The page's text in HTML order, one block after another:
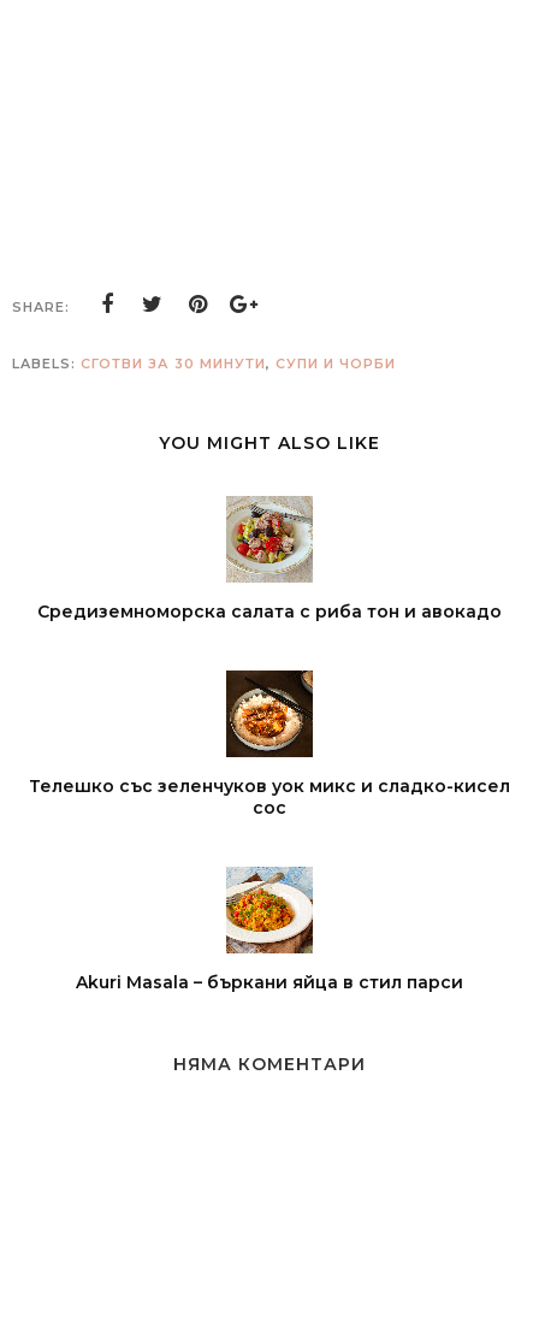
SHARE:
LABELS: СГОТВИ ЗА 30 МИНУТИ, СУПИ И ЧОРБИ
YOU MIGHT ALSO LIKE
Средиземноморска салата с риба тон и авокадо
Телешко със зеленчуков уок микс и сладко-кисел
сос
Akuri Masala – бъркани яйца в стил парси
НЯМА КОМЕНТАРИ